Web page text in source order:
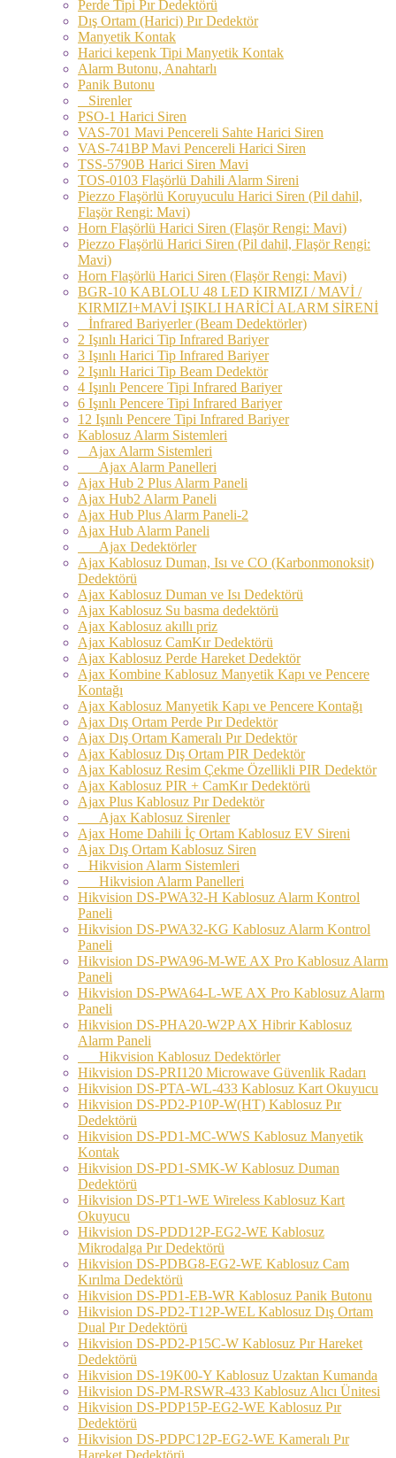
Perde Tipi Pır Dedektörü
Dış Ortam (Harici) Pır Dedektör
Manyetik Kontak
Harici kepenk Tipi Manyetik Kontak
Alarm Butonu, Anahtarlı
Panik Butonu
Sirenler
PSO-1 Harici Siren
VAS-701 Mavi Pencereli Sahte Harici Siren
VAS-741BP Mavi Pencereli Harici Siren
TSS-5790B Harici Siren Mavi
TOS-0103 Flaşörlü Dahili Alarm Sireni
Piezzo Flaşörlü Koruyuculu Harici Siren (Pil dahil,
Flaşör Rengi: Mavi)
Horn Flaşörlü Harici Siren (Flaşör Rengi: Mavi)
Piezzo Flaşörlü Harici Siren (Pil dahil, Flaşör Rengi:
Mavi)
Horn Flaşörlü Harici Siren (Flaşör Rengi: Mavi)
BGR-10 KABLOLU 48 LED KIRMIZI / MAVİ /
KIRMIZI+MAVİ IŞIKLI HARİCİ ALARM SİRENİ
İnfrared Bariyerler (Beam Dedektörler)
2 Işınlı Harici Tip Infrared Bariyer
3 Işınlı Harici Tip Infrared Bariyer
2 Işınlı Harici Tip Beam Dedektör
4 Işınlı Pencere Tipi Infrared Bariyer
6 Işınlı Pencere Tipi Infrared Bariyer
12 Işınlı Pencere Tipi Infrared Bariyer
Kablosuz Alarm Sistemleri
Ajax Alarm Sistemleri
Ajax Alarm Panelleri
Ajax Hub 2 Plus Alarm Paneli
Ajax Hub2 Alarm Paneli
Ajax Hub Plus Alarm Paneli-2
Ajax Hub Alarm Paneli
Ajax Dedektörler
Ajax Kablosuz Duman, Isı ve CO (Karbonmonoksit)
Dedektörü
Ajax Kablosuz Duman ve Isı Dedektörü
Ajax Kablosuz Su basma dedektörü
Ajax Kablosuz akıllı priz
Ajax Kablosuz CamKır Dedektörü
Ajax Kablosuz Perde Hareket Dedektör
Ajax Kombine Kablosuz Manyetik Kapı ve Pencere
Kontağı
Ajax Kablosuz Manyetik Kapı ve Pencere Kontağı
Ajax Dış Ortam Perde Pır Dedektör
Ajax Dış Ortam Kameralı Pır Dedektör
Ajax Kablosuz Dış Ortam PIR Dedektör
Ajax Kablosuz Resim Çekme Özellikli PIR Dedektör
Ajax Kablosuz PIR + CamKır Dedektörü
Ajax Plus Kablosuz Pır Dedektör
Ajax Kablosuz Sirenler
Ajax Home Dahili İç Ortam Kablosuz EV Sireni
Ajax Dış Ortam Kablosuz Siren
Hikvision Alarm Sistemleri
Hikvision Alarm Panelleri
Hikvision DS-PWA32-H Kablosuz Alarm Kontrol
Paneli
Hikvision DS-PWA32-KG Kablosuz Alarm Kontrol
Paneli
Hikvision DS-PWA96-M-WE AX Pro Kablosuz Alarm
Paneli
Hikvision DS-PWA64-L-WE AX Pro Kablosuz Alarm
Paneli
Hikvision DS-PHA20-W2P AX Hibrir Kablosuz
Alarm Paneli
Hikvision Kablosuz Dedektörler
Hikvision DS-PRI120 Microwave Güvenlik Radarı
Hikvision DS-PTA-WL-433 Kablosuz Kart Okuyucu
Hikvision DS-PD2-P10P-W(HT) Kablosuz Pır
Dedektörü
Hikvision DS-PD1-MC-WWS Kablosuz Manyetik
Kontak
Hikvision DS-PD1-SMK-W Kablosuz Duman
Dedektörü
Hikvision DS-PT1-WE Wireless Kablosuz Kart
Okuyucu
Hikvision DS-PDD12P-EG2-WE Kablosuz
Mikrodalga Pır Dedektörü
Hikvision DS-PDBG8-EG2-WE Kablosuz Cam
Kırılma Dedektörü
Hikvision DS-PD1-EB-WR Kablosuz Panik Butonu
Hikvision DS-PD2-T12P-WEL Kablosuz Dış Ortam
Dual Pır Dedektörü
Hikvision DS-PD2-P15C-W Kablosuz Pır Hareket
Dedektörü
Hikvision DS-19K00-Y Kablosuz Uzaktan Kumanda
Hikvision DS-PM-RSWR-433 Kablosuz Alıcı Ünitesi
Hikvision DS-PDP15P-EG2-WE Kablosuz Pır
Dedektörü
Hikvision DS-PDPC12P-EG2-WE Kameralı Pır
Hareket Dedektörü